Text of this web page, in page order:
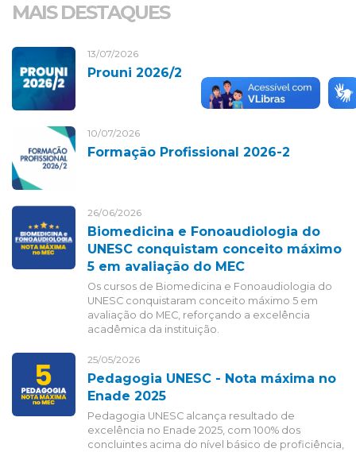
MAIS DESTAQUES
13/07/2026
Prouni 2026/2
10/07/2026
Formação Profissional 2026-2
26/06/2026
Biomedicina e Fonoaudiologia do
UNESC conquistam conceito máximo
5 em avaliação do MEC
Os cursos de Biomedicina e Fonoaudiologia do
UNESC conquistaram conceito máximo 5 em
avaliação do MEC, reforçando a excelência
acadêmica da instituição.
25/05/2026
Pedagogia UNESC - Nota máxima no
Enade 2025
Pedagogia UNESC alcança resultado de
excelência no Enade 2025, com 100% dos
concluintes acima do nível básico de proficiência,